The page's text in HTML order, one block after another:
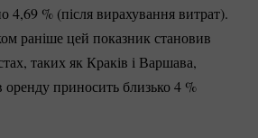
4,69 % (після вирахування витрат).
раніше цей показник становив
таких як Краків і Варшава,
оренду приносить близько4 %